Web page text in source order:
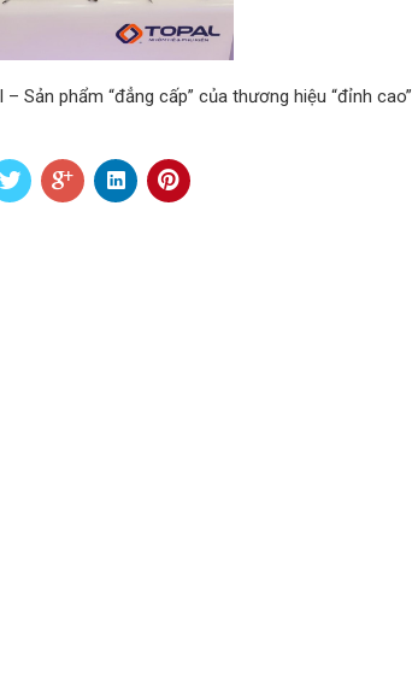
Sản phẩm “đẳng cấp” của thương hiệu “đỉnh cao”